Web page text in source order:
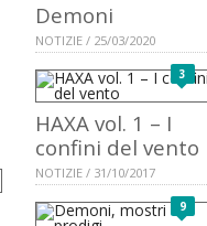
Demoni
NOTIZIE / 25/03/2020
3
HAXA vol. 1 – I
confini del vento
NOTIZIE / 31/10/2017
9